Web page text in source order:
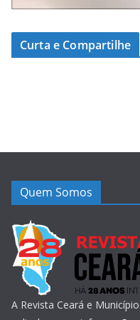
Curta e Compartilhe
Quem Somos
A Revista Ceará e